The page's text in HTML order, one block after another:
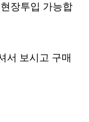
장투입 가능합
서 보시고 구매